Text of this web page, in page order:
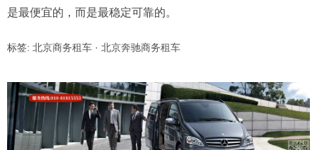
是最便宜的，而是最稳定可靠的。
标签: 北京商务租车 · 北京奔驰商务租车